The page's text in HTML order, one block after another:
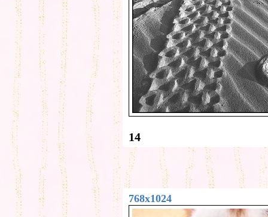
14
768x1024